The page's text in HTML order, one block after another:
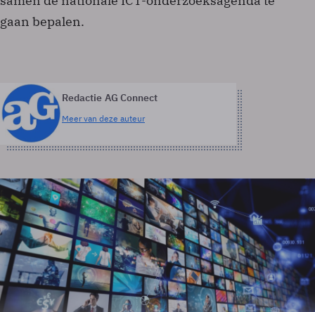
gaan bepalen.
Redactie AG Connect
Meer van deze auteur